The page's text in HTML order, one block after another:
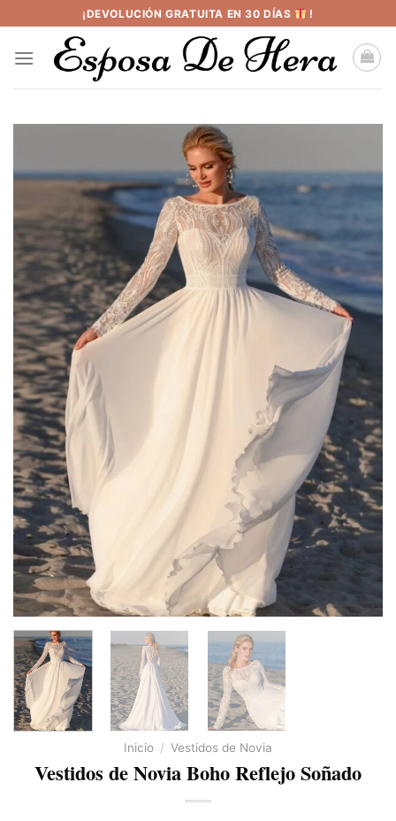
al
contenido
¡DEVOLUCIÓN GRATUITA EN 30 DÍAS !
Inicio / Vestidos de Novia
Vestidos de Novia Boho Reflejo Soñado